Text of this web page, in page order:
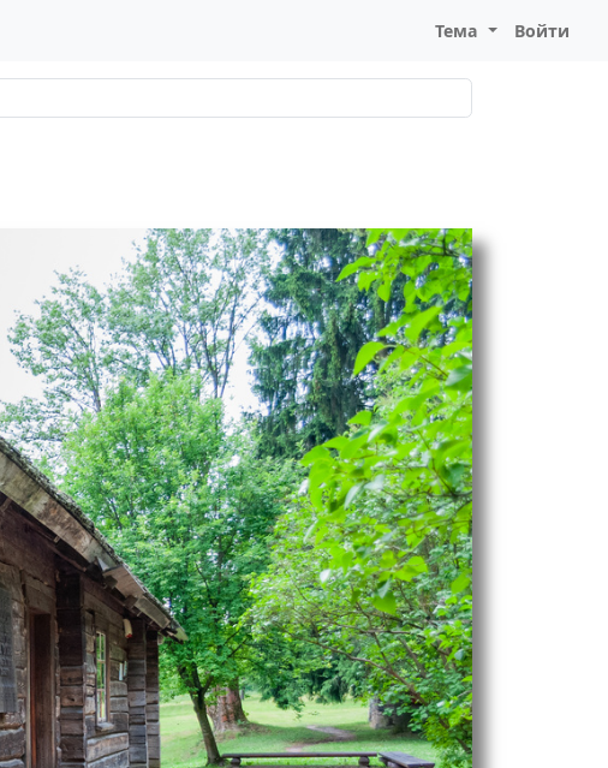
Тема Войти